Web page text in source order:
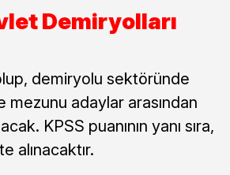
Demiryolları
demiryolu sektöründe
adaylar arasından
KPSS puanının yanı sıra,
alınacaktır.